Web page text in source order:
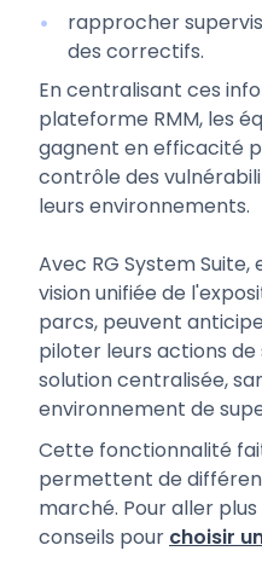
rapprocher
des correctifs.
En centralisant ces
plateforme RMM, les
gagnent en efficacité
contrôle des
leurs environnements.
Avec RG System
vision unifiée de
parcs, peuvent
piloter leurs actions de
solution centralisée,
environnement de
Cette fonctionnalité
permettent de
marché. Pour aller
conseils pour choisir